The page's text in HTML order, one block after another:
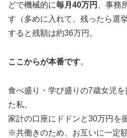
どで機械的に毎月40万円 、事務
す（多めに入れて、残ったら選
すると残額は約36万円。
ここからが本番です。
食べ盛り・学び盛りの7歳女児
た私。
家計の口座にドドンと30万円を
※共働きのため、お互いに一定